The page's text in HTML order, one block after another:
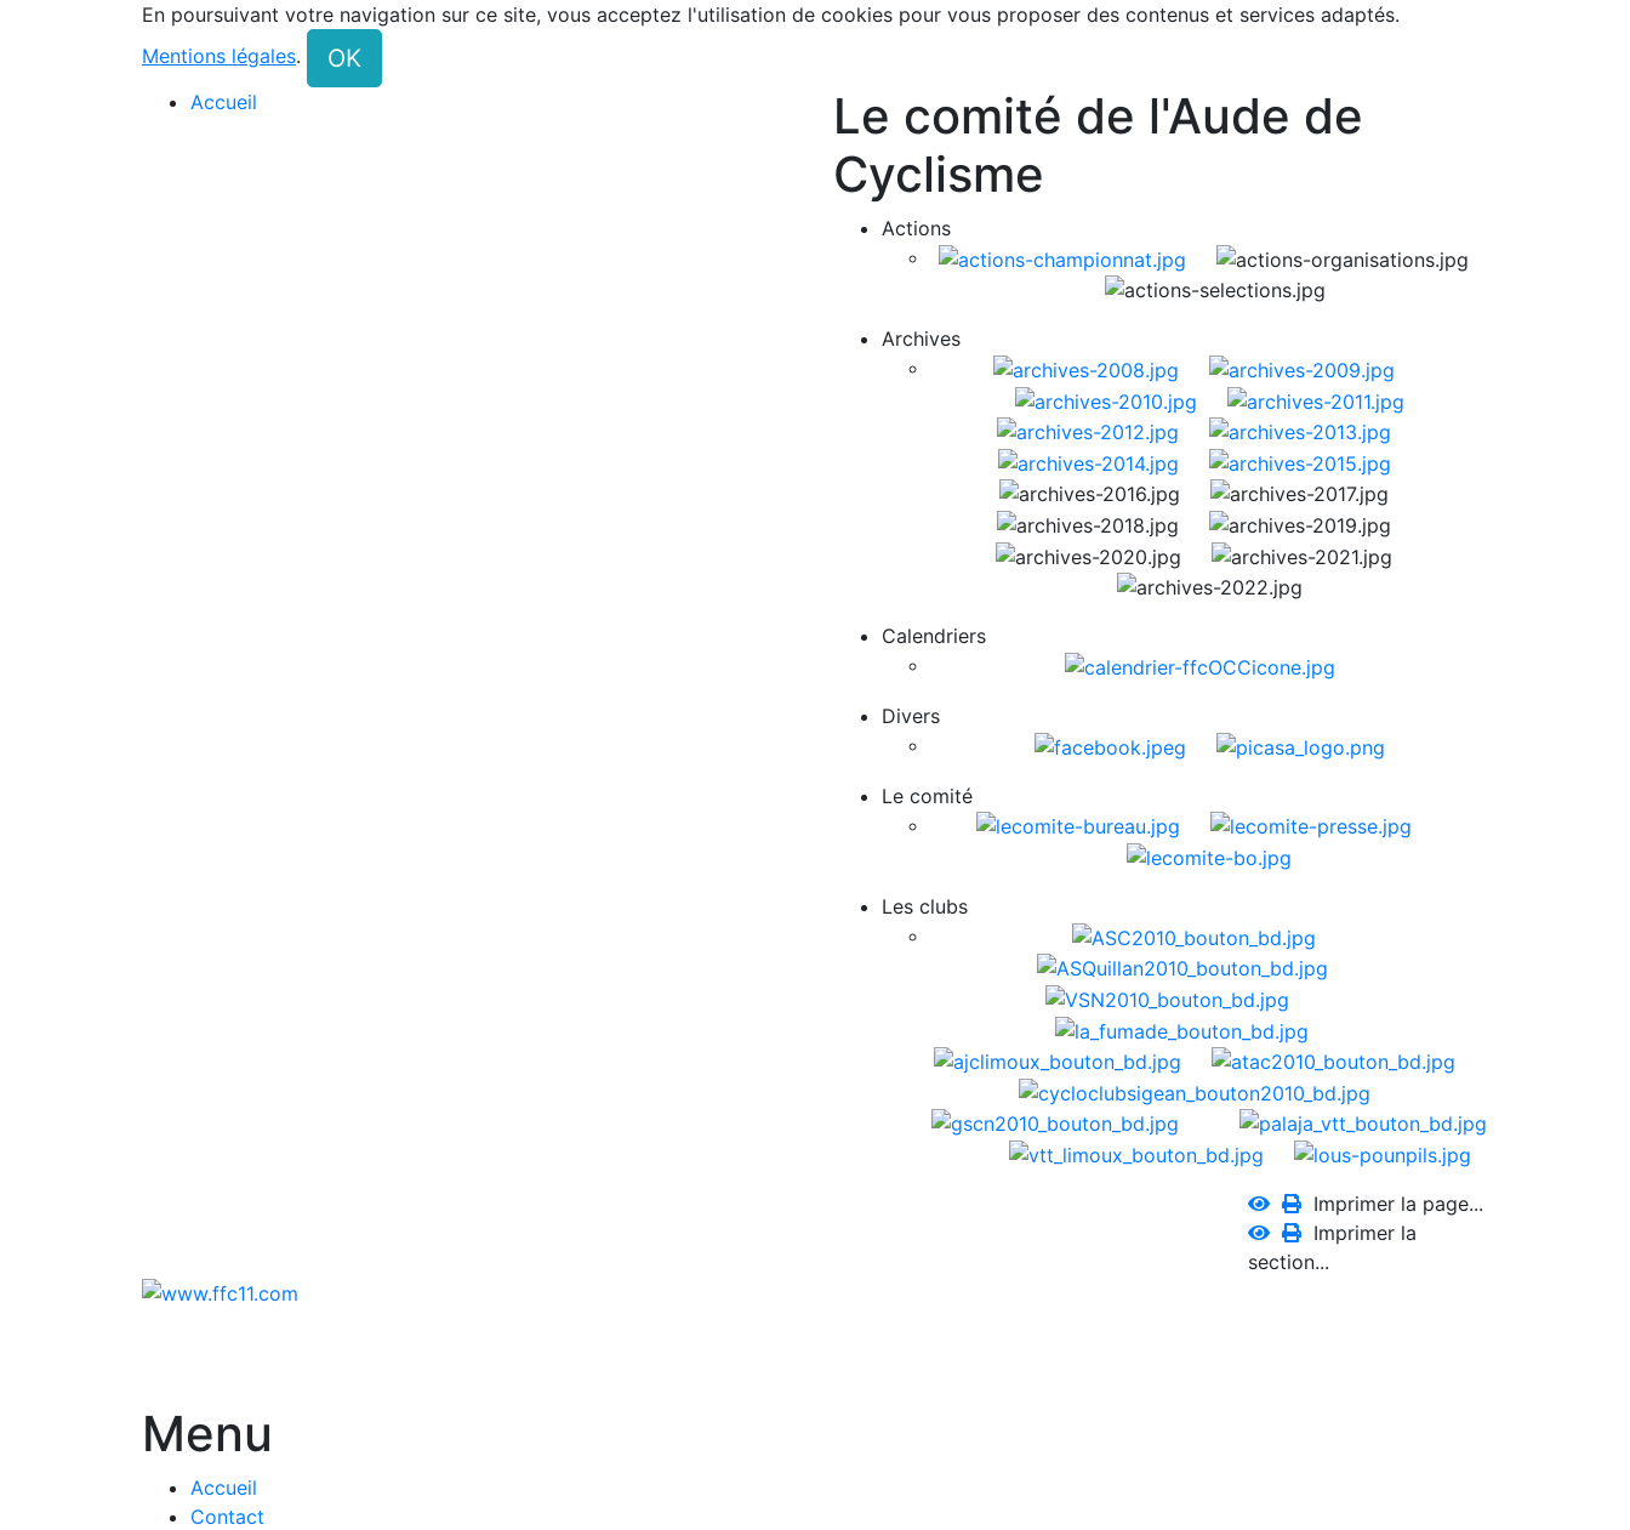
En poursuivant votre navigation sur ce site, vous acceptez l'utilisation de cookies pour vous proposer des contenus et services adaptés.
Mentions légales. OK
Accueil
Le comité de l'Aude de
Cyclisme
Actions
Archives
Calendriers
Divers
Le comité
Les clubs
Imprimer la page...
Imprimer la
section...
Menu
Accueil
Contact